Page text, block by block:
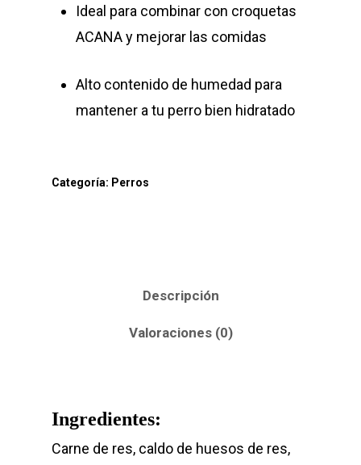
Ideal para combinar con croquetas
ACANA y mejorar las comidas
Alto contenido de humedad para
mantener a tu perro bien hidratado
Categoría: Perros
Descripción
Valoraciones (0)
Ingredientes:
Carne de res, caldo de huesos de res,